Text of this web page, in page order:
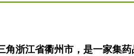
角浙江省衢州市，是一家集